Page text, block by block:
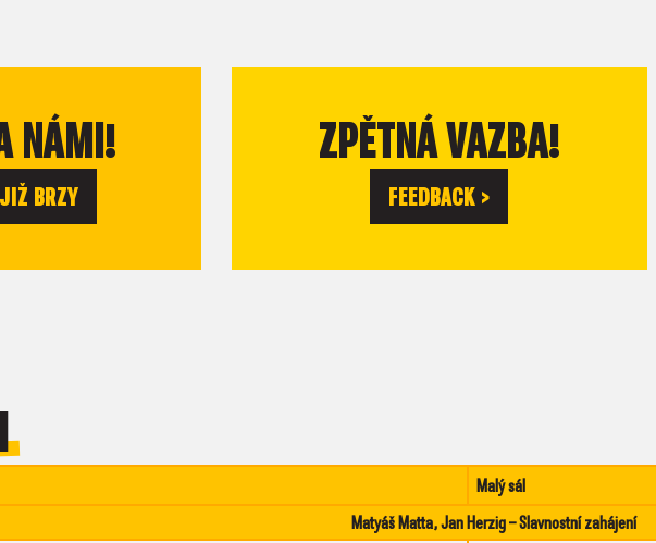
NÁMI!
BRZY
ZPĚTNÁ VAZBA!
FEEDBACK >
Malý sál
Matyáš Matta, Jan Herzig– Slavnostní zahájení